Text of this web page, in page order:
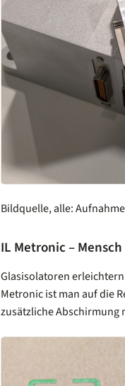
Bildquelle, alle:
IL Metronic –
Glasisolatoren
Metronic ist man auf die
zusätzliche Abschirmung